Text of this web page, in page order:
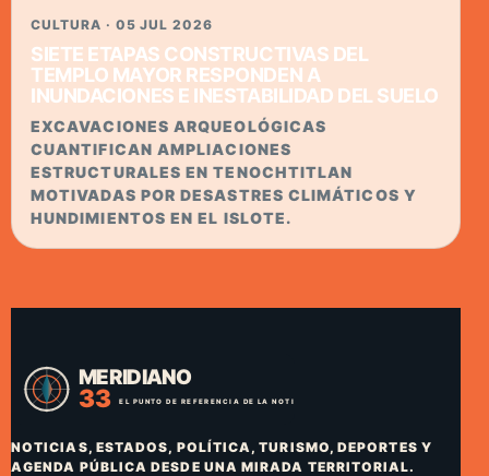
CULTURA · 05 JUL 2026
SIETE ETAPAS CONSTRUCTIVAS DEL
TEMPLO MAYOR RESPONDEN A
INUNDACIONES E INESTABILIDAD DEL SUELO
EXCAVACIONES ARQUEOLÓGICAS
CUANTIFICAN AMPLIACIONES
ESTRUCTURALES EN TENOCHTITLAN
MOTIVADAS POR DESASTRES CLIMÁTICOS Y
HUNDIMIENTOS EN EL ISLOTE.
NOTICIAS, ESTADOS, POLÍTICA, TURISMO, DEPORTES Y
AGENDA PÚBLICA DESDE UNA MIRADA TERRITORIAL.